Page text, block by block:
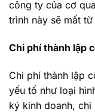
công ty của cơ
trình này sẽ mất
Chi phí thành lập
Chi phí thành lập
yếu tố như loại
ký kinh doanh,